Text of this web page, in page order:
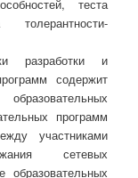
теста
разработки и
содержит
программ
участниками
сетевых
образовательных